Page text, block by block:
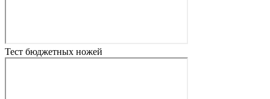
Тест бюджетных ножей